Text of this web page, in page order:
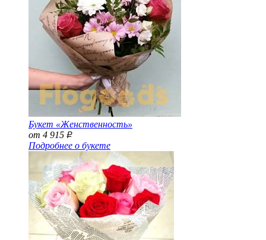
Букет «Женственность»
от 4 915 Р
Подробнее о букете